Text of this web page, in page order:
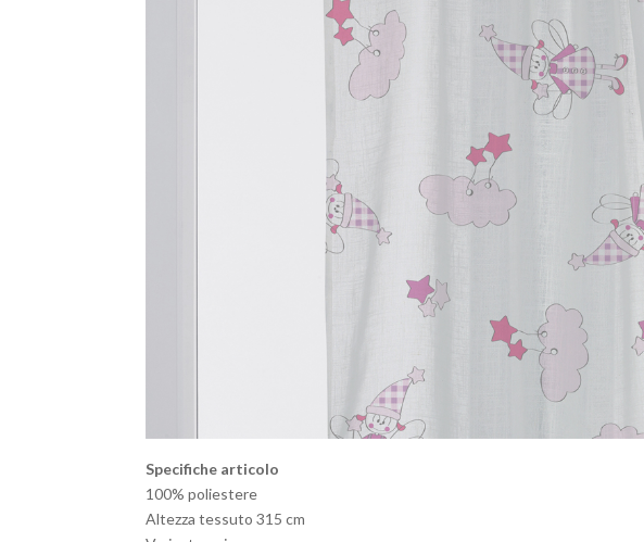
Specifiche articolo
100% poliestere
Altezza tessuto 315 cm